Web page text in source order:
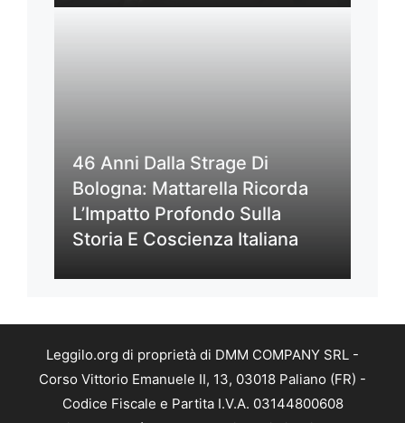
46 Anni Dalla Strage Di
Bologna: Mattarella Ricorda
L’Impatto Profondo Sulla
Storia E Coscienza Italiana
Leggilo.org di proprietà di DMM COMPANY SRL -
Corso Vittorio Emanuele II, 13, 03018 Paliano (FR) -
Codice Fiscale e Partita I.V.A. 03144800608